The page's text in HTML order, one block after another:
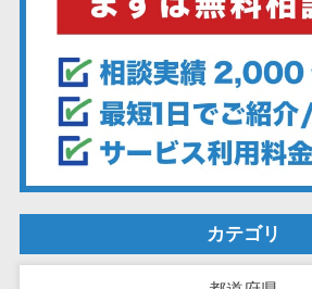
ト
オンライン診
療システム
オンコール代
行サービス
ーション向けサ
健康診断シス
カテゴリ